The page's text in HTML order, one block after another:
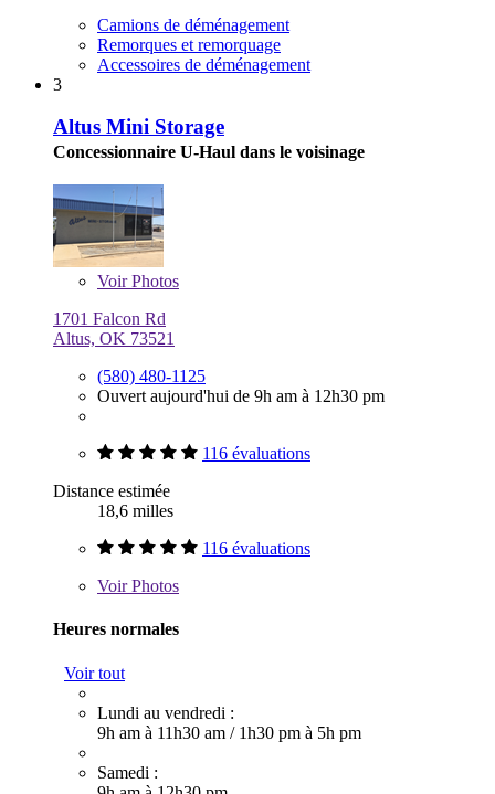
Camions de déménagement
Remorques et remorquage
Accessoires de déménagement
3
Altus Mini Storage
Concessionnaire U-Haul dans le voisinage
VoirPhotos
1701 Falcon Rd
Altus, OK 73521
(580) 480-1125
Ouvert aujourd'hui de 9h am à 12h30 pm
116 évaluations
Distance estimée
18,6 milles
116 évaluations
VoirPhotos
Heures normales
Voir tout
Lundi au vendredi :
9h am à 11h30 am / 1h30 pm à 5h pm
Samedi :